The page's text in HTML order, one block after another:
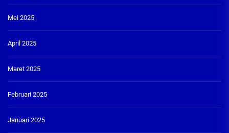
Mei 2025
April 2025
Maret 2025
Februari 2025
Januari 2025